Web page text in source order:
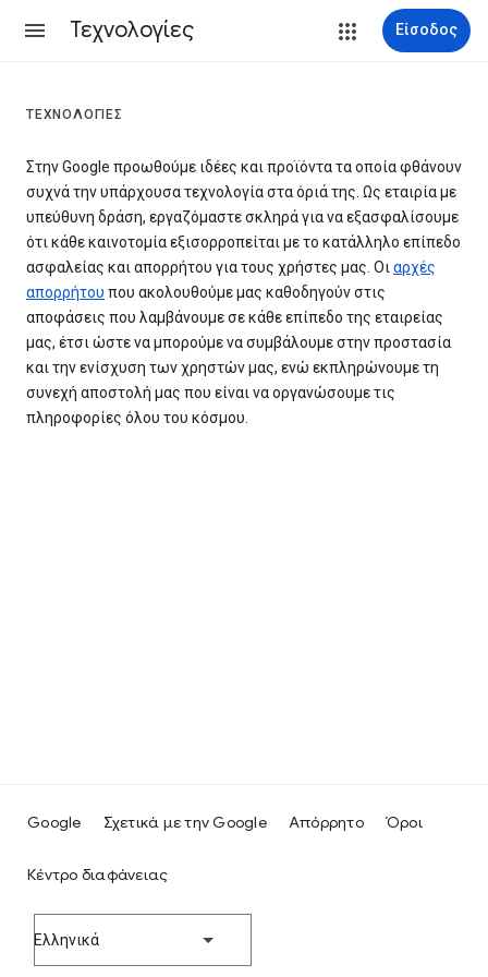
Τεχνολογίες Είσοδος
ΤΕΧΝΟΛΟΓΊΕΣ
Στην Google προωθούμε ιδέες και προϊόντα τα οποία φθάνουν
συχνά την υπάρχουσα τεχνολογία στα όριά της. Ως εταιρία με
υπεύθυνη δράση, εργαζόμαστε σκληρά για να εξασφαλίσουμε
ότι κάθε καινοτομία εξισορροπείται με το κατάλληλο επίπεδο
ασφαλείας και απορρήτου για τους χρήστες μας. Οιαρχές
απορρήτου που ακολουθούμε μας καθοδηγούν στις
αποφάσεις που λαμβάνουμε σε κάθε επίπεδο της εταιρείας
μας, έτσι ώστε να μπορούμε να συμβάλουμε στην προστασία
και την ενίσχυση των χρηστών μας, ενώ εκπληρώνουμε τη
συνεχή αποστολή μας που είναι να οργανώσουμε τις
πληροφορίες όλου του κόσμου.
Google Σχετικά με την Google Απόρρητο Όροι
Κέντρο διαφάνειας
Ελληνικά